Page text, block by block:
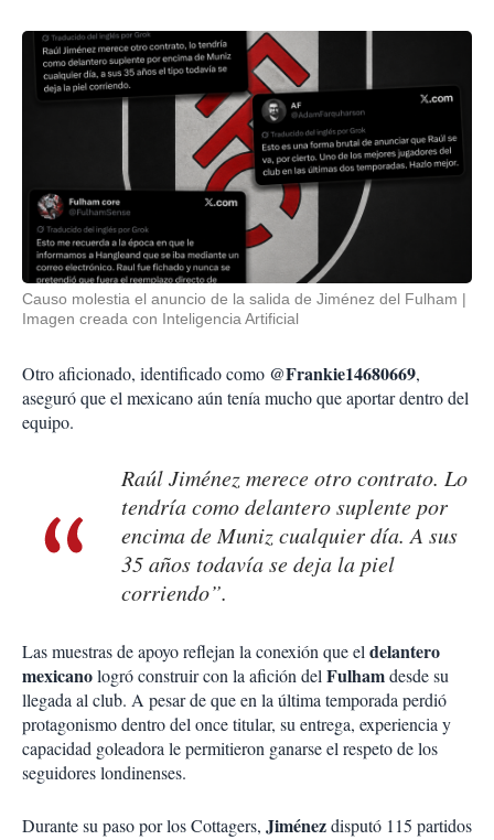
Causo molestia el anuncio de la salida de Jiménez del Fulham
Imagen creada con Inteligencia Artificial
Otro aficionado, identificado como @Frankie14680669,
aseguró que el mexicano aún tenía mucho que aportar dentro del
equipo.
Raúl Jiménez merece otro contrato. Lo
tendría como delantero suplente por
encima de Muniz cualquier día. A sus
35 años todavía se deja la piel
corriendo”.
Las muestras de apoyo reflejan la conexión que eldelantero
mexicanologró construir con la afición delFulhamdesde su
llegada al club. A pesar de que en la última temporada perdió
protagonismo dentro del once titular, su entrega, experiencia y
capacidad goleadora le permitieron ganarse el respeto de los
seguidores londinenses.
Durante su paso por los Cottagers, Jiménezdisputó 115 partidos